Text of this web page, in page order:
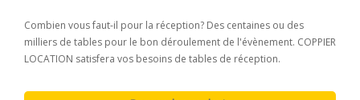
Combien vous faut-il pour la réception? Des centaines ou des
milliers de tables pour le bon déroulement de l'évènement. COPPIER
LOCATION satisfera vos besoins de tables de réception.